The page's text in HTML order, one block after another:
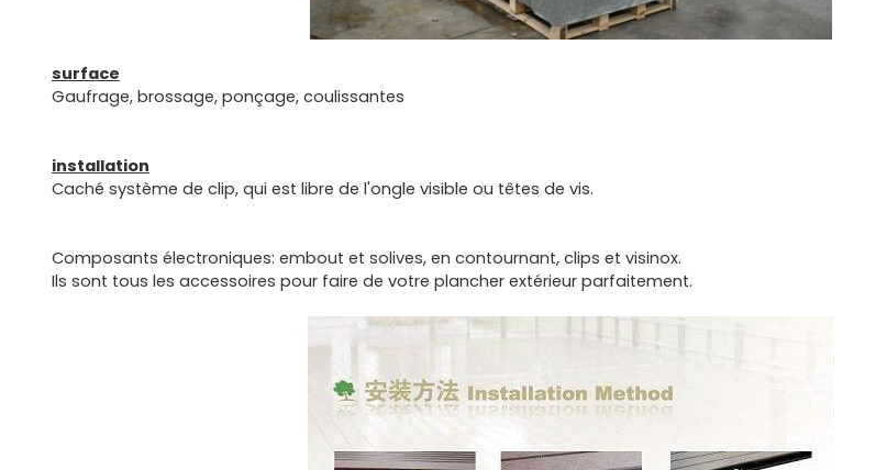
surface
Gaufrage, brossage, ponçage, coulissantes
installation
Caché système de clip, qui est libre de l'ongle visible ou têtes de vis.
Composants électroniques: embout et solives, en contournant, clips et visinox.
Ils sont tous les accessoires pour faire de votre plancher extérieur parfaitement.